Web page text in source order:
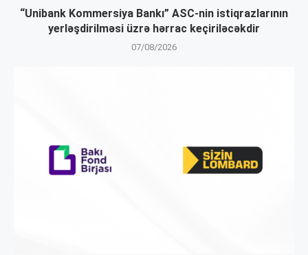
“Unibank Kommersiya Bankı” ASC-nin istiqrazlarının
yerləşdirilməsi üzrə hərrac keçiriləcəkdir
07/08/2026